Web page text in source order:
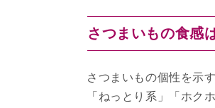
さつまいもの食感
さつまいもの個性を示
「ねっとり系」「ホク